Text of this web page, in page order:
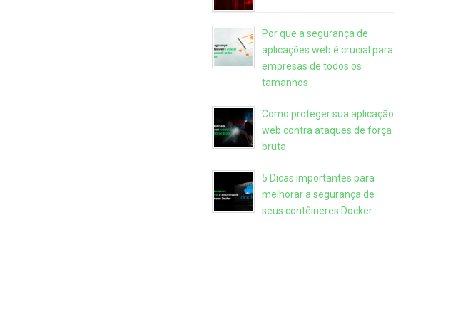
Por que a segurança de
aplicações web é crucial para
empresas de todos os
tamanhos
Como proteger sua aplicação
web contra ataques de força
bruta
5 Dicas importantes para
melhorar a segurança de
seus contêineres Docker